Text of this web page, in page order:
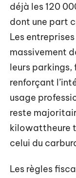
déjà les 120
dont une part
Les
massivement
leurs
renforçant
usage
reste
kilowattheure
celui du
Les règles